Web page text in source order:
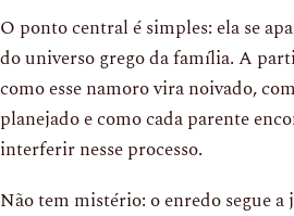
O ponto central é simples: ela se
do universo grego da família. A
como esse namoro vira noivado,
planejado e como cada parente
interferir nesse processo.
Não tem mistério: o enredo segue a